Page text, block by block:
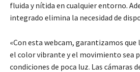
fluida y nítida en cualquier entorno.
integrado elimina la necesidad de
«Con esta webcam, garantizamos
el color vibrante y el movimiento sea
condiciones de poca luz. Las cámaras